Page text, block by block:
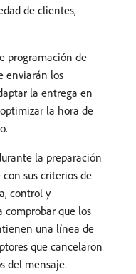
de clientes,
programación de
enviarán los
la entrega en
la hora de
la preparación
sus criterios de
control y
comprobar que los
una línea de
que cancelaron
del mensaje.